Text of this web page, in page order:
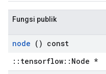
Fungsi publik
node () const
::tensorflow::Node *